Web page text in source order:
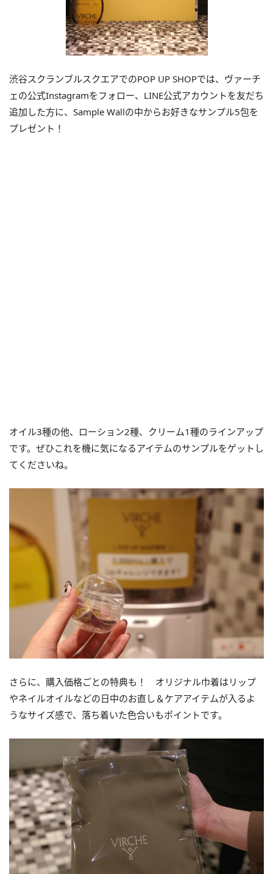
渋谷スクランブルスクエアでのPOP UP SHOPでは、ヴァーチ
ェの公式Instagramをフォロー、LINE公式アカウントを友だち
追加した方に、Sample Wallの中からお好きなサンプル5包を
プレゼント！
オイル3種の他、ローション2種、クリーム1種のラインアップ
です。ぜひこれを機に気になるアイテムのサンプルをゲットし
てくださいね。
さらに、購入価格ごとの特典も！ オリジナル巾着はリップ
やネイルオイルなどの日中のお直し＆ケアアイテムが入るよ
うなサイズ感で、落ち着いた色合いもポイントです。